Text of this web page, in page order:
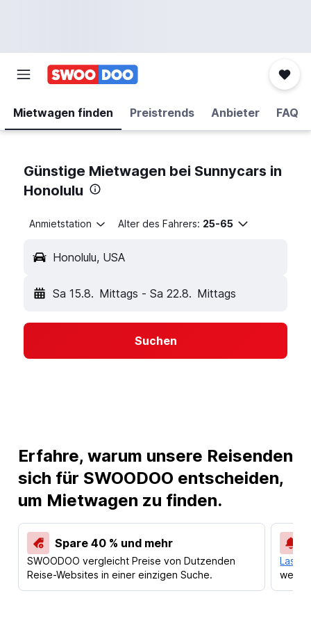
Mietwagen finden Preistrends Anbieter FAQ
Günstige Mietwagen bei Sunnycars in
Honolulu
Anmietstation Alter des Fahrers: 25-65
Honolulu, USA
Sa 15.8. Mittags - Sa 22.8. Mittags
Suchen
Erfahre, warum unsere Reisenden
sich für SWOODOO entscheiden,
um Mietwagen zu finden.
Spare 40 % und mehr
SWOODOO vergleicht Preise von Dutzenden
Reise-Websites in einer einzigen Suche.
Lass